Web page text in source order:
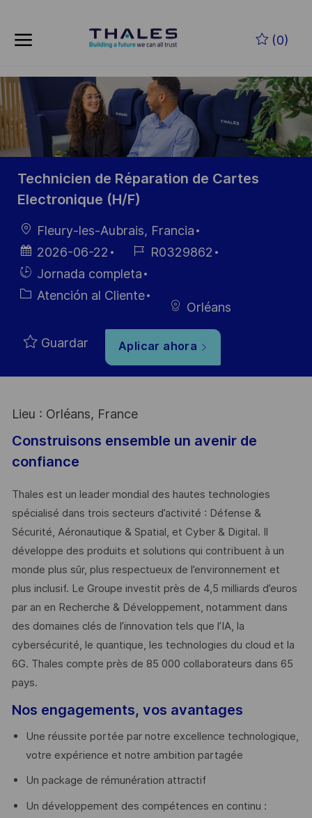
(0)
-
Technicien de Réparation de Cartes
Electronique (H/F)
Ubicación
Fleury-les-Aubrais, Francia
Fecha de
publicación
2026-06-22
ID de
empleo
R0329862
Hiring
Type
Jornada completa
Categoría
Atención al Cliente
Orléans
Guardar Aplicar ahora
Lieu : Orléans, France
Construisons ensemble un avenir de
confiance
Thales est un leader mondial des hautes technologies
spécialisé dans trois secteurs d’activité : Défense &
Sécurité, Aéronautique & Spatial, et Cyber & Digital. Il
développe des produits et solutions qui contribuent à un
monde plus sûr, plus respectueux de l’environnement et
plus inclusif. Le Groupe investit près de 4,5 milliards d’euros
par an en Recherche & Développement, notamment dans
des domaines clés de l’innovation tels que l’IA, la
cybersécurité, le quantique, les technologies du cloud et la
6G. Thales compte près de 85 000 collaborateurs dans 65
pays. ​
Nos engagements, vos avantages
Une réussite portée par notre excellence technologique,
votre expérience et notre ambition partagée
Un package de rémunération attractif
Un développement des compétences en continu :